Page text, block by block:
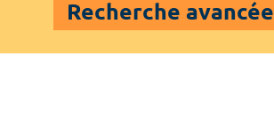
Recherche avancée